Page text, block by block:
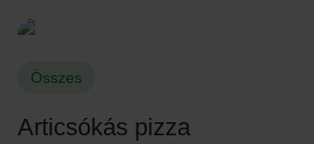
Összes
Articsókás pizza